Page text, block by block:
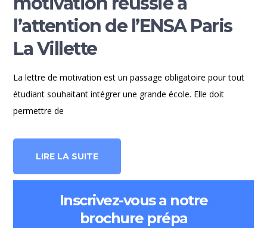
l’attention de l’ENSA Paris
La Villette
La lettre de motivation est un passage obligatoire pour tout
étudiant souhaitant intégrer une grande école. Elle doit
permettre de
LIRE LA SUITE
Inscrivez-vous a notre
brochure prépa